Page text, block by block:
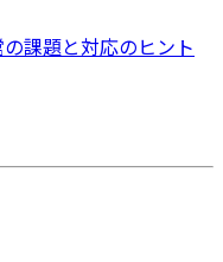
課題と対応のヒント